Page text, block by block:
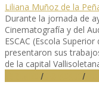
Liliana Muñoz de la
Durante la jornada de
Cinematografía y del
ESCAC (Escola
presentaron sus
de la capital
/ /